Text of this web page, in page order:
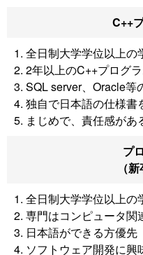
C++
1. 全日制大学学位以上の
2. 2年以上のC++プログ
3. SQL server、Oracle等
4. 独自で日本語の仕様書
5. まじめで、責任感があ
プ
（
1. 全日制大学学位以上の
2. 専門はコンピュータ関
3. 日本語ができる方優先
4. ソフトウェア開発に興